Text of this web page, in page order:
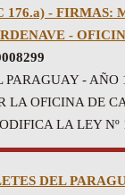
176.a) - FIRMAS:
-
PARAGUAY -
LA OFICINA DE
LA LEY Nº
DEL